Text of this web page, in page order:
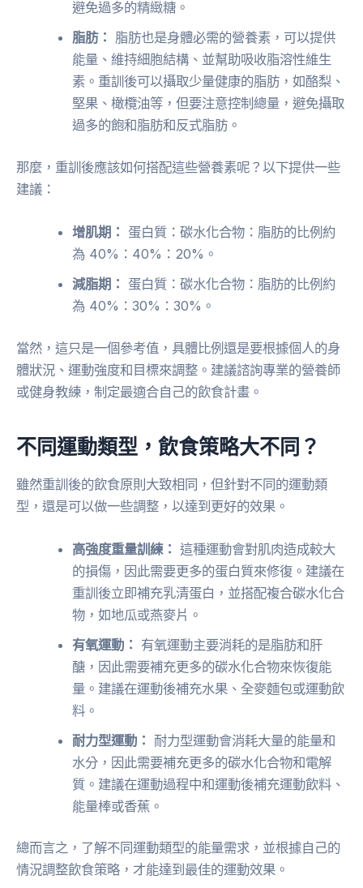
避免過多的精緻糖。
脂肪： 脂肪也是身體必需的營養素，可以提供
能量、維持細胞結構、並幫助吸收脂溶性維生
素。重訓後可以攝取少量健康的脂肪，如酪梨、
堅果、橄欖油等，但要注意控制總量，避免攝取
過多的飽和脂肪和反式脂肪。
那麼，重訓後應該如何搭配這些營養素呢？以下提供一些
建議：
增肌期： 蛋白質：碳水化合物：脂肪的比例約
為 40%：40%：20%。
減脂期： 蛋白質：碳水化合物：脂肪的比例約
為 40%：30%：30%。
當然，這只是一個參考值，具體比例還是要根據個人的身
體狀況、運動強度和目標來調整。建議諮詢專業的營養師
或健身教練，制定最適合自己的飲食計畫。
不同運動類型，飲食策略大不同？
雖然重訓後的飲食原則大致相同，但針對不同的運動類
型，還是可以做一些調整，以達到更好的效果。
高強度重量訓練： 這種運動會對肌肉造成較大
的損傷，因此需要更多的蛋白質來修復。建議在
重訓後立即補充乳清蛋白，並搭配複合碳水化合
物，如地瓜或燕麥片。
有氧運動： 有氧運動主要消耗的是脂肪和肝
醣，因此需要補充更多的碳水化合物來恢復能
量。建議在運動後補充水果、全麥麵包或運動飲
料。
耐力型運動： 耐力型運動會消耗大量的能量和
水分，因此需要補充更多的碳水化合物和電解
質。建議在運動過程中和運動後補充運動飲料、
能量棒或香蕉。
總而言之，了解不同運動類型的能量需求，並根據自己的
情況調整飲食策略，才能達到最佳的運動效果。